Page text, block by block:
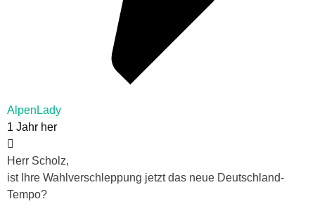
AlpenLady
1 Jahr her
Herr Scholz,
ist Ihre Wahlverschleppung jetzt das neue Deutschland-
Tempo?